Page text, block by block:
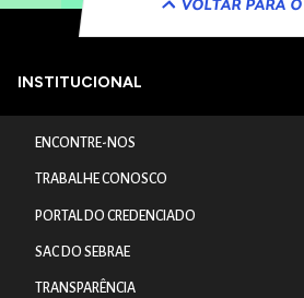
VOLTAR PARA
INSTITUCIONAL
ENCONTRE-NOS
TRABALHE CONOSCO
PORTAL DO CREDENCIADO
SAC DO SEBRAE
TRANSPARÊNCIA